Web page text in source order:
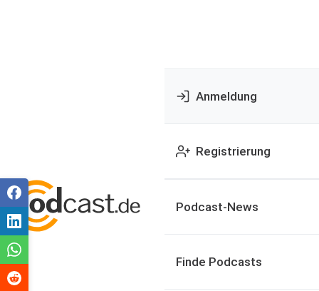
Anmeldung
Registrierung
Podcast-News
Finde Podcasts